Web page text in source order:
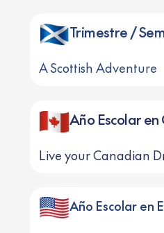
Trimestre /
A Scottish Adventure
Año Escolar
Live your Canadian
Año Escolar en